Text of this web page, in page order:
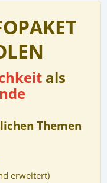
als
Themen
erweitert)